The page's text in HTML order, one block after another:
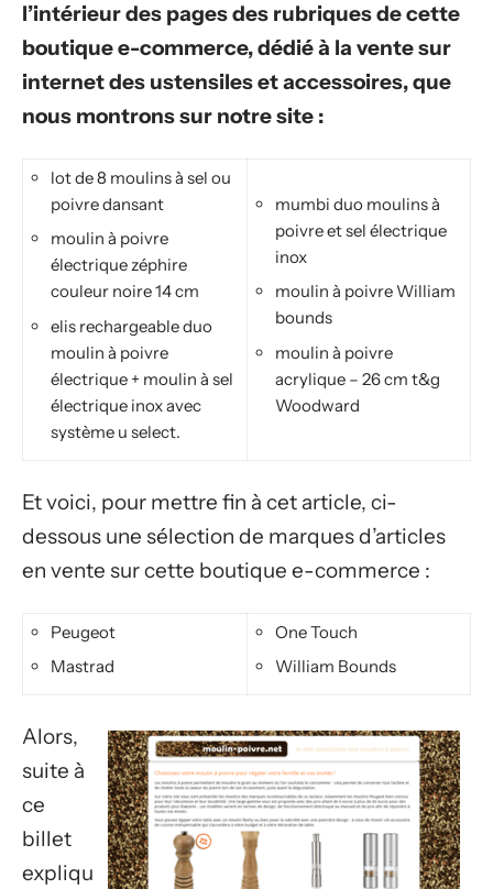
l’intérieur des pages des rubriques de cette
boutique e-commerce, dédié à la vente sur
internet des ustensiles et accessoires, que
nous montrons sur notre site :
lot de 8 moulins à sel ou
poivre dansant
moulin à poivre
électrique zéphire
couleur noire 14 cm
elis rechargeable duo
moulin à poivre
électrique + moulin à sel
électrique inox avec
système u select.
mumbi duo moulins à
poivre et sel électrique
inox
moulin à poivre William
bounds
moulin à poivre
acrylique – 26 cm t&g
Woodward
Et voici, pour mettre fin à cet article, ci-
dessous une sélection de marques d’articles
en vente sur cette boutique e-commerce :
Peugeot
Mastrad
One Touch
William Bounds
Alors,
suite à
ce
billet
expliqu